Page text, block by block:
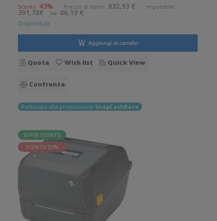
di stampa: 8 dot/mm Wireless: Presente Supporto di stampa:
Braccialetti,
Sconto: 43% Prezzo di listino: 832,93 € Imponibile:
391,78€ Iva: 86,19 €
Disponibile
Aggiungi al carrello
Quota Wish list Quick View
Confronta
Partecipa alla promozione SnapCashBack
SUPER SCONTO
SCONTO 50%